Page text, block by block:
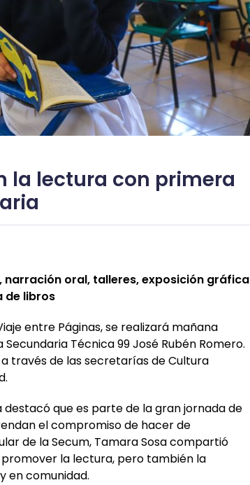
la lectura con primera
oral, talleres, exposición gráfica
de libros
entre Páginas, se realizará mañana
Secundaria Técnica 99 José Rubén Romero.
través de las secretarías de Cultura
destacó que es parte de la gran jornada de
el compromiso de hacer de
de la Secum, Tamara Sosa compartió
la lectura, pero también la
en comunidad.